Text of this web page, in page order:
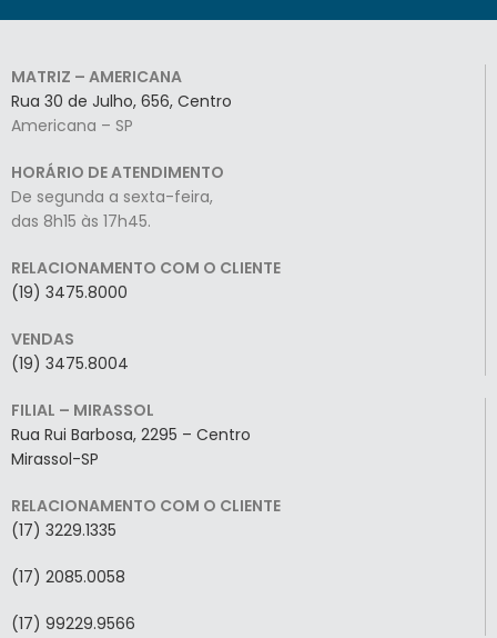
MATRIZ – AMERICANA
Rua 30 de Julho, 656, Centro
Americana – SP
HORÁRIO DE ATENDIMENTO
De segunda a sexta-feira,
das 8h15 às 17h45.
RELACIONAMENTO COM O CLIENTE
(19) 3475.8000
VENDAS
(19) 3475.8004
FILIAL – MIRASSOL
Rua Rui Barbosa, 2295 – Centro
Mirassol-SP
RELACIONAMENTO COM O CLIENTE
(17) 3229.1335
(17) 2085.0058
(17) 99229.9566